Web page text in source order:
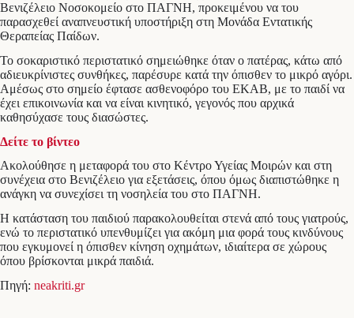
Βενιζέλειο Νοσοκομείο στο ΠΑΓΝΗ, προκειμένου να του
παρασχεθεί αναπνευστική υποστήριξη στη Μονάδα Εντατικής
Θεραπείας Παίδων.
Το σοκαριστικό περιστατικό σημειώθηκε όταν ο πατέρας, κάτω από
αδιευκρίνιστες συνθήκες, παρέσυρε κατά την όπισθεν το μικρό αγόρι.
Αμέσως στο σημείο έφτασε ασθενοφόρο του ΕΚΑΒ, με το παιδί να
έχει επικοινωνία και να είναι κινητικό, γεγονός που αρχικά
καθησύχασε τους διασώστες.
Δείτε το βίντεο
Ακολούθησε η μεταφορά του στο Κέντρο Υγείας Μοιρών και στη
συνέχεια στο Βενιζέλειο για εξετάσεις, όπου όμως διαπιστώθηκε η
ανάγκη να συνεχίσει τη νοσηλεία του στο ΠΑΓΝΗ.
Η κατάσταση του παιδιού παρακολουθείται στενά από τους γιατρούς,
ενώ το περιστατικό υπενθυμίζει για ακόμη μια φορά τους κινδύνους
που εγκυμονεί η όπισθεν κίνηση οχημάτων, ιδιαίτερα σε χώρους
όπου βρίσκονται μικρά παιδιά.
Πηγή: neakriti.gr